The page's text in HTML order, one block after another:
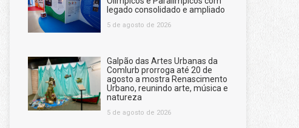
legado consolidado e ampliado
5 de agosto de 2026
Galpão das Artes Urbanas da
Comlurb prorroga até 20 de
agosto a mostra Renascimento
Urbano, reunindo arte, música e
natureza
5 de agosto de 2026